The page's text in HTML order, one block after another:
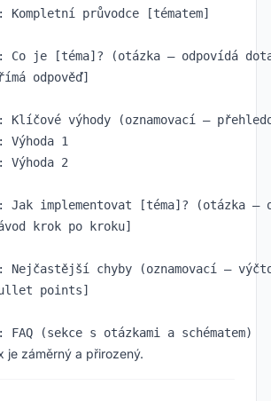
Kompletní průvodce [tématem]
Co je [téma]? (otázka – odpovídá
odpověď]
Klíčové výhody (oznamovací –
Výhoda 1
Výhoda 2
Jak implementovat [téma]? (otázka –
krok po kroku]
Nejčastější chyby (oznamovací –
points]
je záměrný a přirozený.